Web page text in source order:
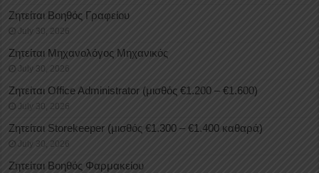
Ζητείται Βοηθός Γραφείου
July 30, 2026
Ζητείται Μηχανολόγος Μηχανικός
July 30, 2026
Ζητείται Office Administrator (μισθός €1.200 – €1.600)
July 30, 2026
Ζητείται Storekeeper (μισθός €1.300 – €1.400 καθαρά)
July 30, 2026
Ζητείται Βοηθός Φαρμακείου